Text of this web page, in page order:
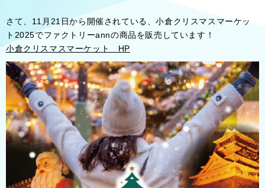
さて、11月21日から開催されている、小倉クリスマスマーケッ
ト2025でファクトリーannの商品を販売しています！
小倉クリスマスマーケット HP